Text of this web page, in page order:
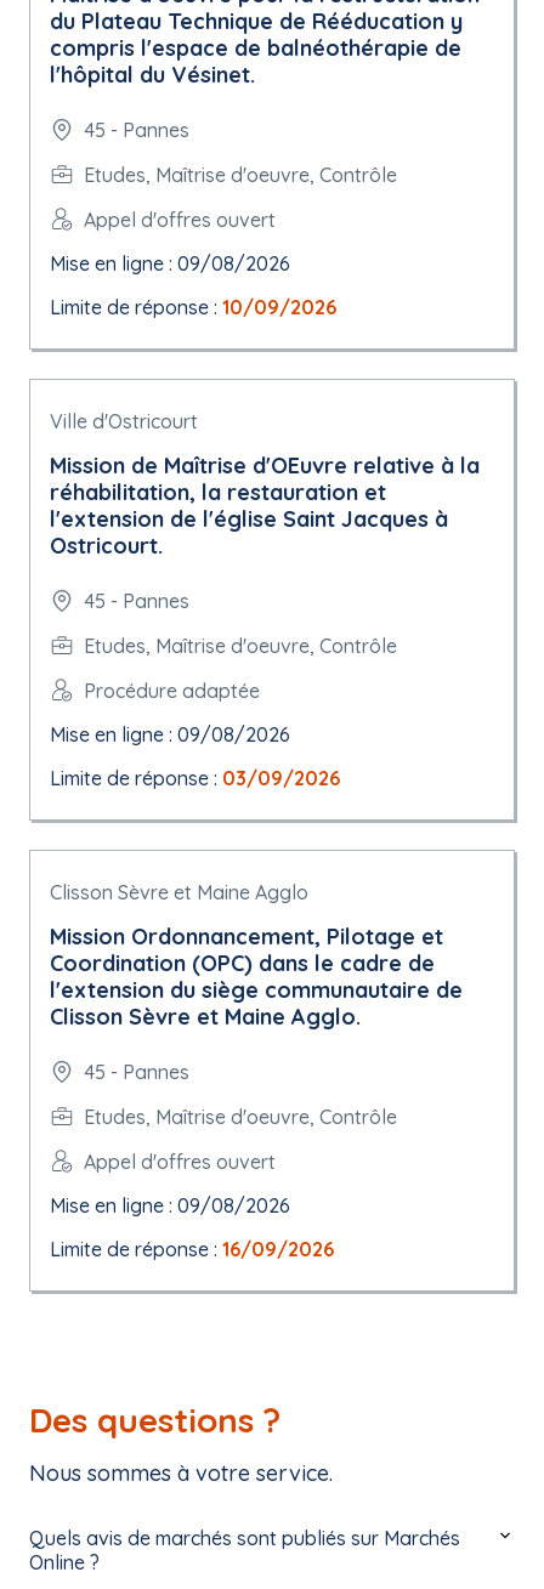
du Plateau Technique de Rééducation y
compris l'espace de balnéothérapie de
l'hôpital du Vésinet.
45 - Pannes
Etudes, Maîtrise d'oeuvre, Contrôle
Appel d'offres ouvert
Mise en ligne : 09/08/2026
Limite de réponse : 10/09/2026
Ville d'Ostricourt
Mission de Maîtrise d'OEuvre relative à la
réhabilitation, la restauration et
l'extension de l'église Saint Jacques à
Ostricourt.
45 - Pannes
Etudes, Maîtrise d'oeuvre, Contrôle
Procédure adaptée
Mise en ligne : 09/08/2026
Limite de réponse : 03/09/2026
Clisson Sèvre et Maine Agglo
Mission Ordonnancement, Pilotage et
Coordination (OPC) dans le cadre de
l'extension du siège communautaire de
Clisson Sèvre et Maine Agglo.
45 - Pannes
Etudes, Maîtrise d'oeuvre, Contrôle
Appel d'offres ouvert
Mise en ligne : 09/08/2026
Limite de réponse : 16/09/2026
Des questions ?
Nous sommes à votre service.
Quels avis de marchés sont publiés sur Marchés
Online ?